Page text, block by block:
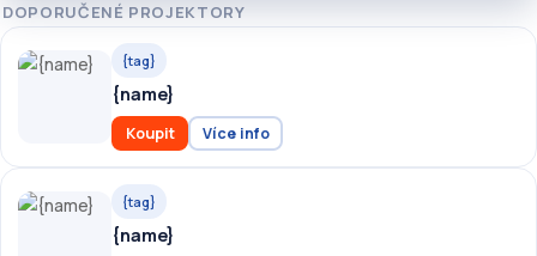
DOPORUČENÉ PROJEKTORY
{tag}
{name}
Koupit Více info
{tag}
{name}